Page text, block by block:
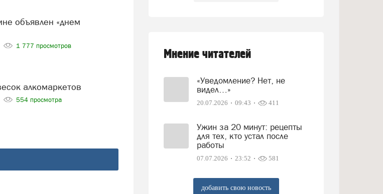
1 777 просмотров
алкомаркетов
554 просмотра
Мнение читателей
«Уведомление? Нет, не
видел…»
20.07.2026 09:43 411
Ужин за 20 минут: рецепты
для тех, кто устал после
работы
07.07.2026 23:52 581
добавить свою новость